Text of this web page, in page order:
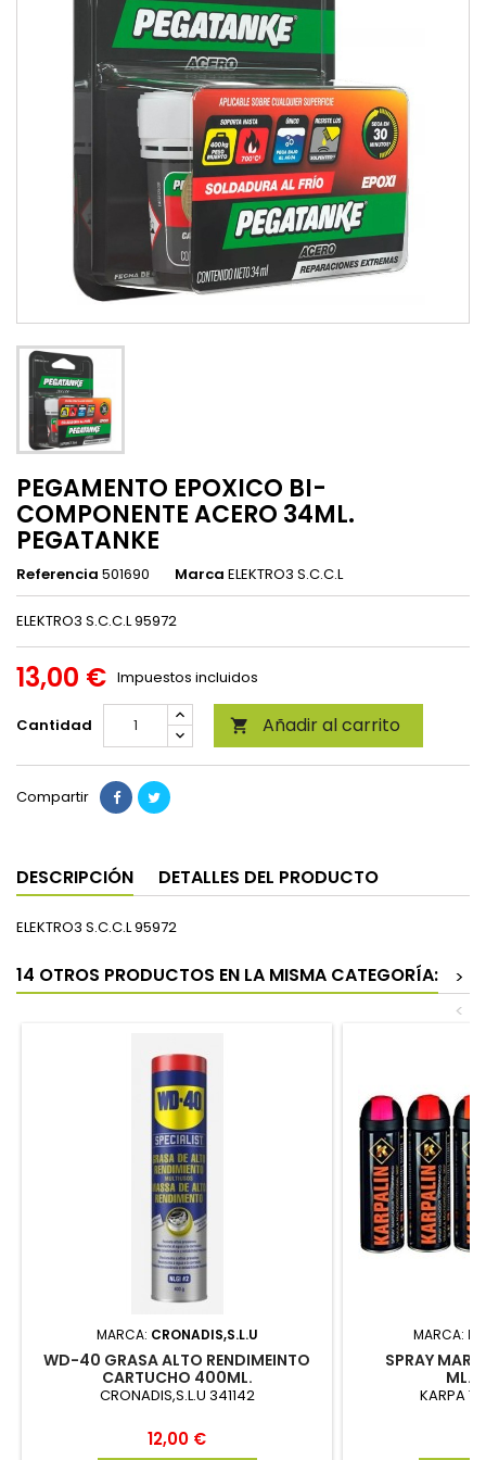
PEGAMENTO EPOXICO BI-
COMPONENTE ACERO 34ML.
PEGATANKE
Referencia 501690 Marca ELEKTRO3 S.C.C.L
ELEKTRO3 S.C.C.L 95972
13,00 € Impuestos incluidos
Cantidad  Añadir al carrito
Compartir
DESCRIPCIÓN DETALLES DEL PRODUCTO
ELEKTRO3 S.C.C.L 95972
14 OTROS PRODUCTOS EN LA MISMA CATEGORÍA:
>
<
MARCA: CRONADIS,S.L.U
WD-40 GRASA ALTO RENDIMEINTO
CARTUCHO 400ML.
CRONADIS,S.L.U 341142
Precio
12,00 €
MARCA:
SPRAY
KARPA